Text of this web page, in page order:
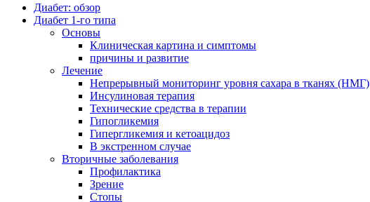
Диабет: обзор
Диабет 1-го типа
Основы
Клиническая картина и симптомы
причины и развитие
Лечение
Непрерывный мониторинг уровня сахара в тканях (НМГ)
Инсулиновая терапия
Технические средства в терапии
Гипогликемия
Гипергликемия и кетоацидоз
В экстренном случае
Вторичные заболевания
Профилактика
Зрение
Стопы